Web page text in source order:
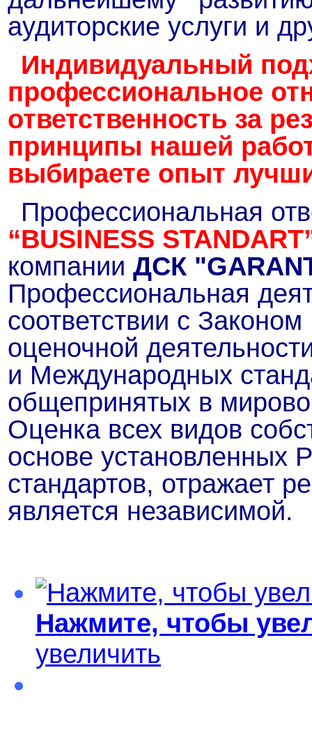
аудиторские услуги и
Индивидуальный
профессиональное
ответственность за
принципы нашей
выбираете опыт
Профессиональная
“BUSINESS
компании ДСК
Профессиональная
соответствии с
оценочной
и Международных
общепринятых в
Оценка всех видов
основе установленных
стандартов, отражает
является независимой.
Нажмите, чтобы
увеличить